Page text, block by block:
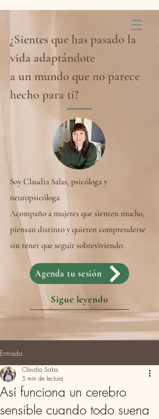
¿Sientes que has pasado la
vida adaptándote
a un mundo que no parece
hecho para ti?
Soy Claudia Salas, psicóloga y
neuropsicóloga.
Acompaño a mujeres que sienten mucho,
piensan distinto y quieren comprenderse
sin tener que seguir sobreviviendo.
Agenda tu sesión
Sigue leyendo
Entrada
Así funciona un cerebro
sensible cuando todo suena
Claudia Salas
5 min de lectura